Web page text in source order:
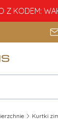
Z KODEM:
Kurtki